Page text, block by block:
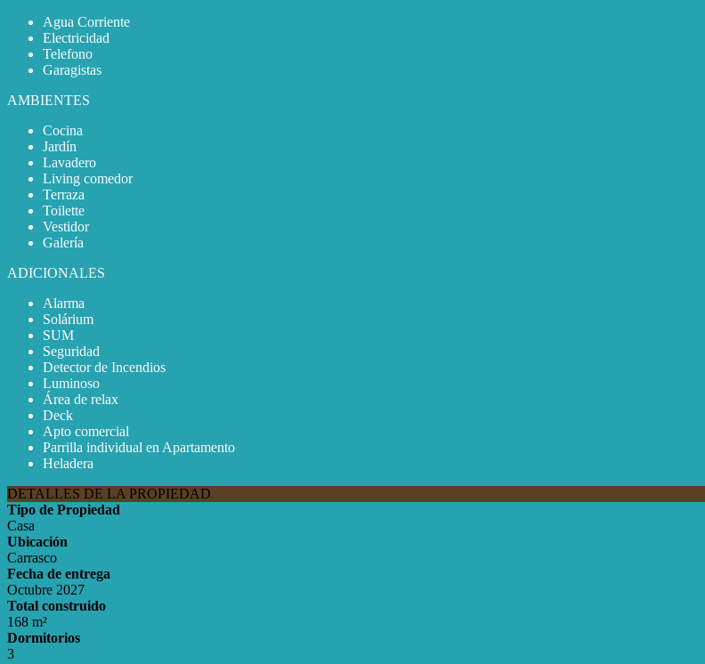
Agua Corriente
Electricidad
Telefono
Garagistas
AMBIENTES
Cocina
Jardín
Lavadero
Living comedor
Terraza
Toilette
Vestidor
Galería
ADICIONALES
Alarma
Solárium
SUM
Seguridad
Detector de Incendios
Luminoso
Área de relax
Deck
Apto comercial
Parrilla individual en Apartamento
Heladera
DETALLES DE LA PROPIEDAD
Tipo de Propiedad
Casa
Ubicación
Carrasco
Fecha de entrega
Octubre 2027
Total construido
168 m²
Dormitorios
3